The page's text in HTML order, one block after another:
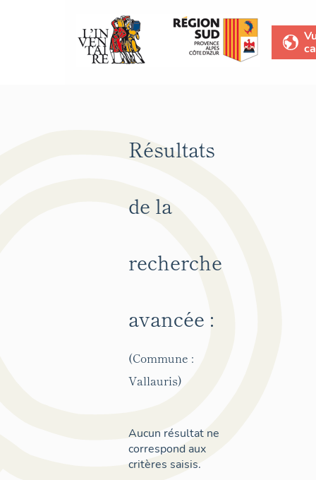
Résultats
de la
recherche
avancée :
(Commune :
Vallauris)
Aucun résultat ne
correspond aux
critères saisis.